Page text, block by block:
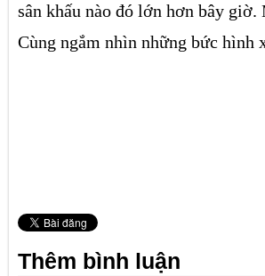
sân khấu nào đó lớn hơn bây giờ.
Cùng ngắm nhìn những bức hình
Thêm bình luận